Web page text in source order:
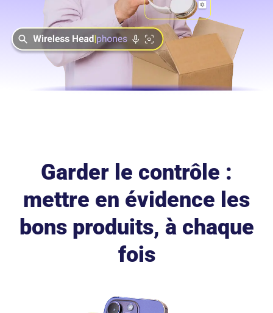
Garder le contrôle :
mettre en évidence les
bons produits, à chaque
fois